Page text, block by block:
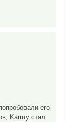
его
Karmy стал